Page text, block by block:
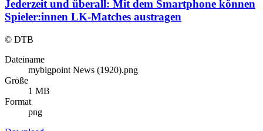
Jederzeit und überall: Mit dem Smartphone können
Spieler:innen LK-Matches austragen
© DTB
Dateiname
mybigpoint News (1920).png
Größe
1 MB
Format
png